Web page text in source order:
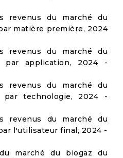
revenus du marché du
matière première, 2024
revenus du marché du
par application, 2024 -
revenus du marché du
par technologie, 2024 -
revenus du marché du
l'utilisateur final, 2024 -
marché du biogaz du